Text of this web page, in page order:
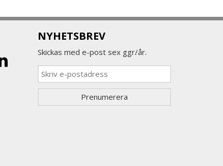
NYHETSBREV
Skickas med e-post sex ggr/år.